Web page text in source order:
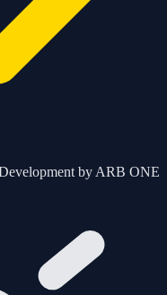
by ARB ONE